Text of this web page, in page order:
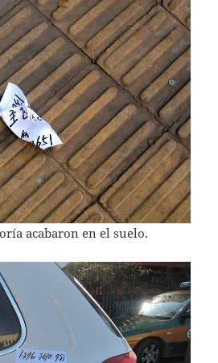
acabaron en el suelo.